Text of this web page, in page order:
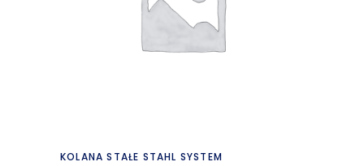
Czytaj dalej
KOLANA STAŁE STAHL SYSTEM